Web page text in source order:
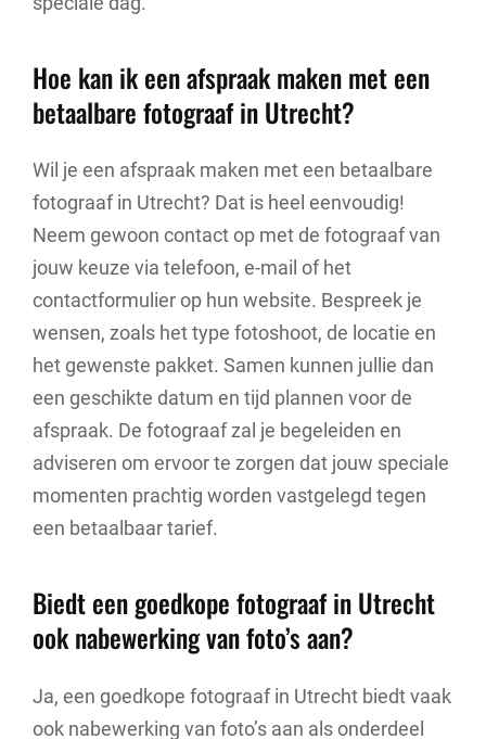
Hoe kan ik een afspraak maken met een
betaalbare fotograaf in Utrecht?
Wil je een afspraak maken met een betaalbare
fotograaf in Utrecht? Dat is heel eenvoudig!
Neem gewoon contact op met de fotograaf van
jouw keuze via telefoon, e-mail of het
contactformulier op hun website. Bespreek je
wensen, zoals het type fotoshoot, de locatie en
het gewenste pakket. Samen kunnen jullie dan
een geschikte datum en tijd plannen voor de
afspraak. De fotograaf zal je begeleiden en
adviseren om ervoor te zorgen dat jouw speciale
momenten prachtig worden vastgelegd tegen
een betaalbaar tarief.
Biedt een goedkope fotograaf in Utrecht
ook nabewerking van foto’s aan?
Ja, een goedkope fotograaf in Utrecht biedt vaak
ook nabewerking van foto’s aan als onderdeel